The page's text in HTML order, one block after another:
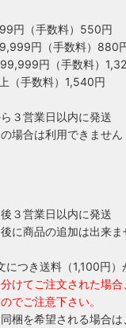
円（手数料）550円
円（手数料）880
円（手数料）
（手数料）1,540円
３営業日以内に発送
場合は利用できません
３営業日以内に発送
に商品の追加は出来
につき送料（1,100円）
けてご注文された場
でご注意下さい。
梱を希望される場合は